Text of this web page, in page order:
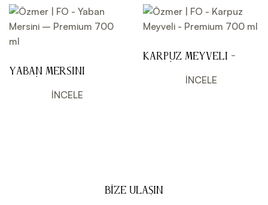
Yaban Mersini –
İNCELE
Karpuz Meyveli -
İNCELE
BIZE ULAŞIN